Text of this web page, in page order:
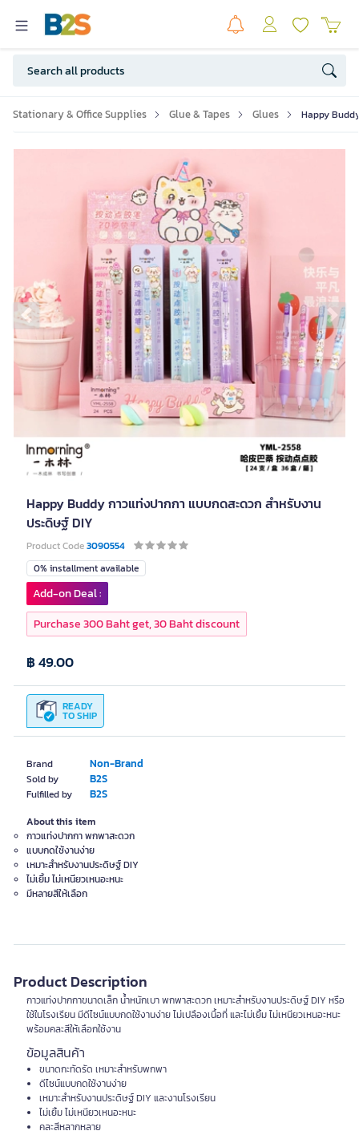
Stationary & Office Supplies Glue & Tapes Glues Happy
Previous slide
Happy Buddy กาวแท่งปากกา แบบกดสะดวก สำหรับงาน
ประดิษฐ์ DIY
Product Code3090554
Brand Non-Brand
Sold by B2S
Fulfilled by B2S
0% installment available
READY
TO SHIP
฿ 49.00
Add-on Deal :
Purchase 300 Baht get, 30 Baht discount
About this item
กาวแท่งปากกา พกพาสะดวก
แบบกดใช้งานง่าย
เหมาะสำหรับงานประดิษฐ์ DIY
ไม่เยิ้ม ไม่เหนียวเหนอะหนะ
มีหลายสีให้เลือก
Product Description
กาวแท่งปากกาขนาดเล็ก น้ำหนักเบา พกพาสะดวก เหมาะสำหรับงานประดิษฐ์ DIY หรือ
ใช้ในโรงเรียน มีดีไซน์แบบกดใช้งานง่าย ไม่เปลืองเนื้อที่ และไม่เยิ้ม ไม่เหนียวเหนอะหนะ
พร้อมคละสีให้เลือกใช้งาน
ข้อมูลสินค้า
ขนาดกะทัดรัด เหมาะสำหรับพกพา
ดีไซน์แบบกดใช้งานง่าย
เหมาะสำหรับงานประดิษฐ์ DIY และงานโรงเรียน
ไม่เยิ้ม ไม่เหนียวเหนอะหนะ
คละสีหลากหลาย